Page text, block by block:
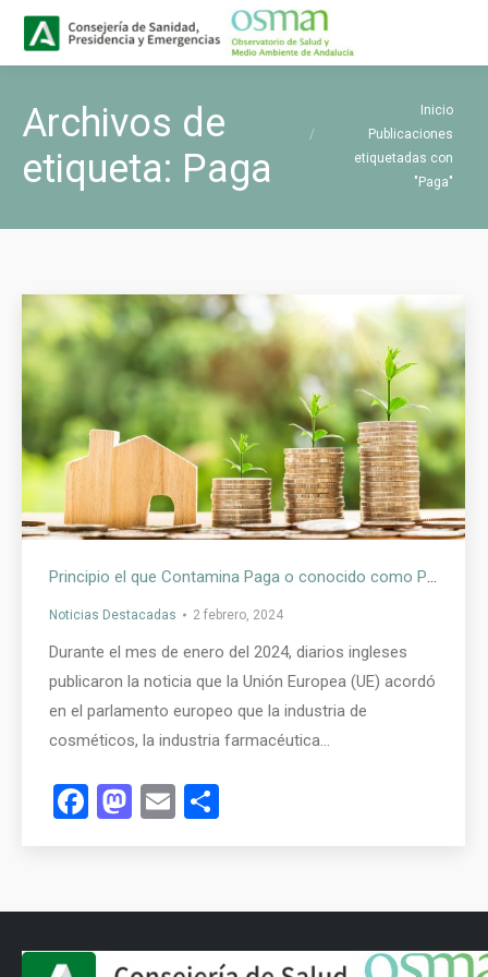
Archivos de
etiqueta: Paga
Inicio
Publicaciones
etiquetadas con
"Paga"
Principio el que Contamina Paga o conocido como Polluter Pays Principle
Noticias Destacadas 2 febrero, 2024
Durante el mes de enero del 2024, diarios ingleses
publicaron la noticia que la Unión Europea (UE) acordó
en el parlamento europeo que la industria de
cosméticos, la industria farmacéutica…
Facebook
Mastodon
Email